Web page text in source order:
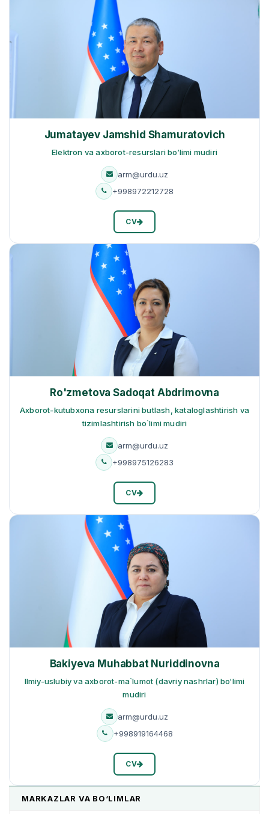
Jumatayev Jamshid Shamuratovich
Elektron va axborot-resurslari bo‘limi mudiri
arm@urdu.uz
+998972212728
CV
Ro'zmetova Sadoqat Abdrimovna
Axborot-kutubxona resurslarini butlash, kataloglashtirish va
tizimlashtirish bo`limi mudiri
arm@urdu.uz
+998975126283
CV
Bakiyeva Muhabbat Nuriddinovna
Ilmiy-uslubiy va axborot-ma`lumot (davriy nashrlar) bo‘limi
mudiri
arm@urdu.uz
+998919164468
CV
MARKAZLAR VA BO‘LIMLAR